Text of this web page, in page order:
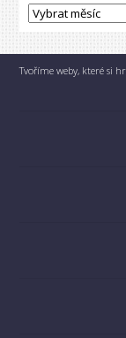
Tvoříme weby, které si